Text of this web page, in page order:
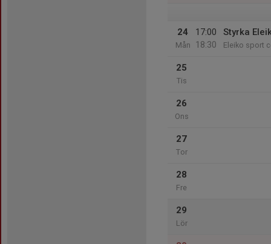
24
Mån
17:00
18:30
Styrka
Eleiko sport
25
Tis
26
Ons
27
Tor
28
Fre
29
Lör